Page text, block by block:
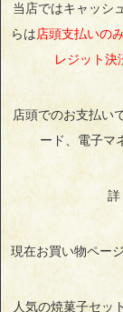
当店ではキャッシ
らは 店頭支払いの
レジット決
店頭でのお支払い
ード、電子マ
詳
現在お買い物ペー
人気の焼菓子セッ